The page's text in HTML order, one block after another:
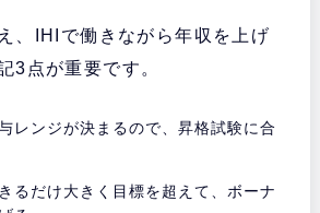
、IHIで働きながら年収を上げ
3点が重要です。
レンジが決まるので、昇格試験に合
るだけ大きく目標を超えて、ボーナ